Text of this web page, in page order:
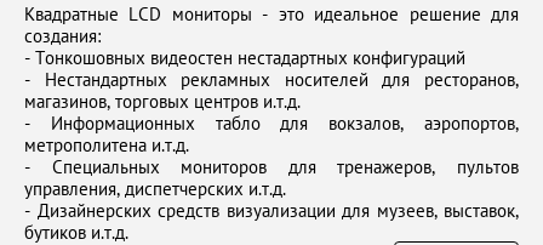
Квадратные LCD мониторы - это идеальное решение для
создания:
- Тонкошовных видеостен нестадартных конфигураций
- Нестандартных рекламных носителей для ресторанов,
магазинов, торговых центров и.т.д.
- Информационных табло для вокзалов, аэропортов,
метрополитена и.т.д.
- Специальных мониторов для тренажеров, пультов
управления, диспетчерских и.т.д.
- Дизайнерских средств визуализации для музеев, выставок,
бутиков и.т.д.